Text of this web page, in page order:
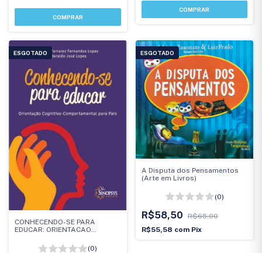
ESGOTADO
CONHECENDO-SE PARA
EDUCAR: ORIENTACAO
COMPORTAMENTAL DE PAIS
(0)
ESGOTADO
A Disputa dos Pensamentos
(Arte em Livros)
(0)
R$58,50
R$65,00
R$55,58 com Pix